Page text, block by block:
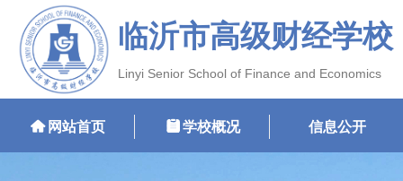
临沂市高级财经学校
Linyi Senior School of Finance and Economics
낀 网站首页 뀳 学校概况 信息公开